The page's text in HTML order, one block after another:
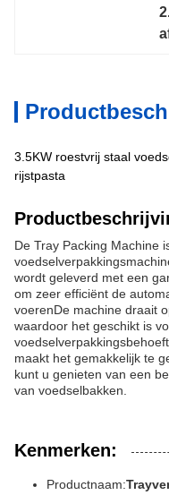
3.5KW roestvrij staal
rijstpasta
De Tray Packing Machine
wordt geleverd met een
om zeer efficiënt de
voerenDe machine draait
waardoor het geschikt is
maakt het gemakkelijk te
kunt u genieten van een
van voedselbakken.
Kenmerken:
Productnaam: